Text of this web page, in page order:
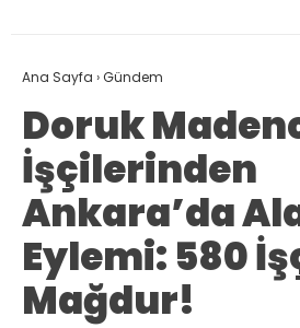
Ana Sayfa ›Gündem
Doruk
İşçilerinden
Ankara’da
Eylemi: 580
Mağdur!